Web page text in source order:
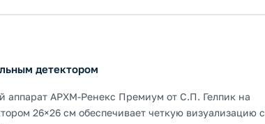
детектором
аппарат АРХМ-Ренекс Премиум от С.П. Гелпик на
26×26 см обеспечивает четкую визуализацию с